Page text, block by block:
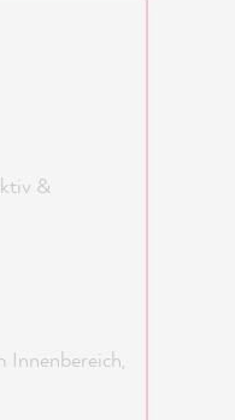
&
Innenbereich,